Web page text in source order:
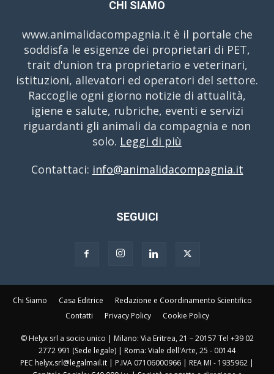
CHI SIAMO
www.animalidacompagnia.it è il portale che
soddisfa le esigenze dei proprietari di PET,
trait d'union tra proprietario e veterinari,
istituzioni, allevatori ed operatori del settore.
Raccoglie ogni giorno notizie di attualità,
igiene e salute, rubriche, eventi e servizi
riguardanti gli animali da compagnia e non
solo. Leggi di più
Contattaci: info@animalidacompagnia.it
SEGUICI
Chi Siamo Casa Editrice
Redazione e Coordinamento Scientifico
Contatti
Privacy Policy Cookie Policy
© Helyx srl a socio unico | Milano: Via Eritrea, 21 – 20157 Tel +39 02
2772 991 (Sede legale) | Roma: Viale dell'Arte, 25 - 00144
PEC helyx.srl@legalmail.it | P.IVA 07106000966 | REA MI - 1935962 |